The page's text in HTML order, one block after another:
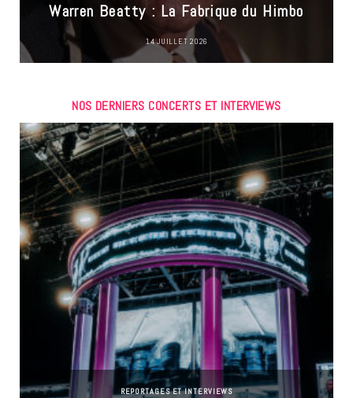
Warren Beatty : La Fabrique du Himbo
14 JUILLET 2026
NOS DERNIERS CONCERTS ET INTERVIEWS
REPORTAGES ET INTERVIEWS